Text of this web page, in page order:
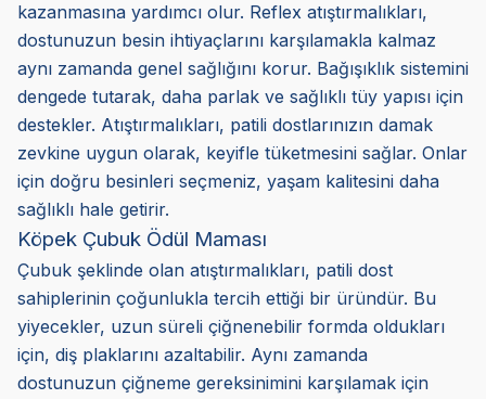
kazanmasına yardımcı olur. Reflex atıştırmalıkları,
dostunuzun besin ihtiyaçlarını karşılamakla kalmaz
aynı zamanda genel sağlığını korur. Bağışıklık sistemini
dengede tutarak, daha parlak ve sağlıklı tüy yapısı için
destekler. Atıştırmalıkları, patili dostlarınızın damak
zevkine uygun olarak, keyifle tüketmesini sağlar. Onlar
için doğru besinleri seçmeniz, yaşam kalitesini daha
sağlıklı hale getirir.
Köpek Çubuk Ödül Maması
Çubuk şeklinde olan atıştırmalıkları, patili dost
sahiplerinin çoğunlukla tercih ettiği bir üründür. Bu
yiyecekler, uzun süreli çiğnenebilir formda oldukları
için, diş plaklarını azaltabilir. Aynı zamanda
dostunuzun çiğneme gereksinimini karşılamak için